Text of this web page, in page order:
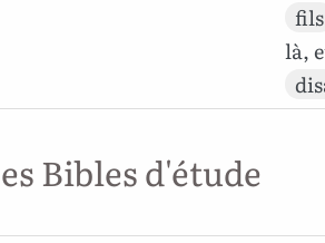
fils
là,
Bibles d'étude